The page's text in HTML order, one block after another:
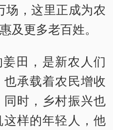
场，这里正成为农
及更多老百姓。
田，是新农人们
承载着农民增收
时，乡村振兴也
样的年轻人，他